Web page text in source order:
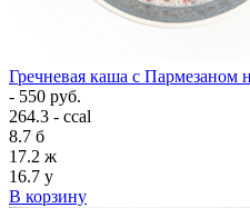
Гречневая каша с Пармезаном
- 550 руб.
264.3 - ccal
8.7 б
17.2 ж
16.7 у
В корзину